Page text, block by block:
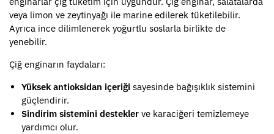
veya limon ve zeytinyağı ile marine edilerek tüketilebilir.
Ayrıca ince dilimlenerek yoğurtlu soslarla birlikte de
yenebilir.
Çiğ enginarın faydaları:
Yüksek antioksidan içeriği sayesinde bağışıklık sistemini
güçlendirir.
Sindirim sistemini destekler ve karaciğeri temizlemeye
yardımcı olur.